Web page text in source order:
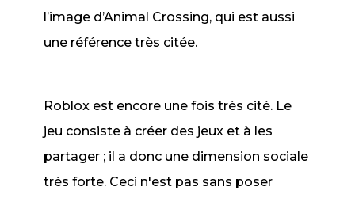
l’image d’Animal Crossing, qui est aussi
une référence très citée.
Roblox est encore une fois très cité. Le
jeu consiste à créer des jeux et à les
partager ; il a donc une dimension sociale
très forte. Ceci n'est pas sans poser